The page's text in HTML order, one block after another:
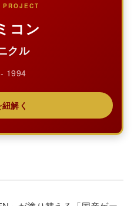
PROJECT
コン
クル
1994
解く